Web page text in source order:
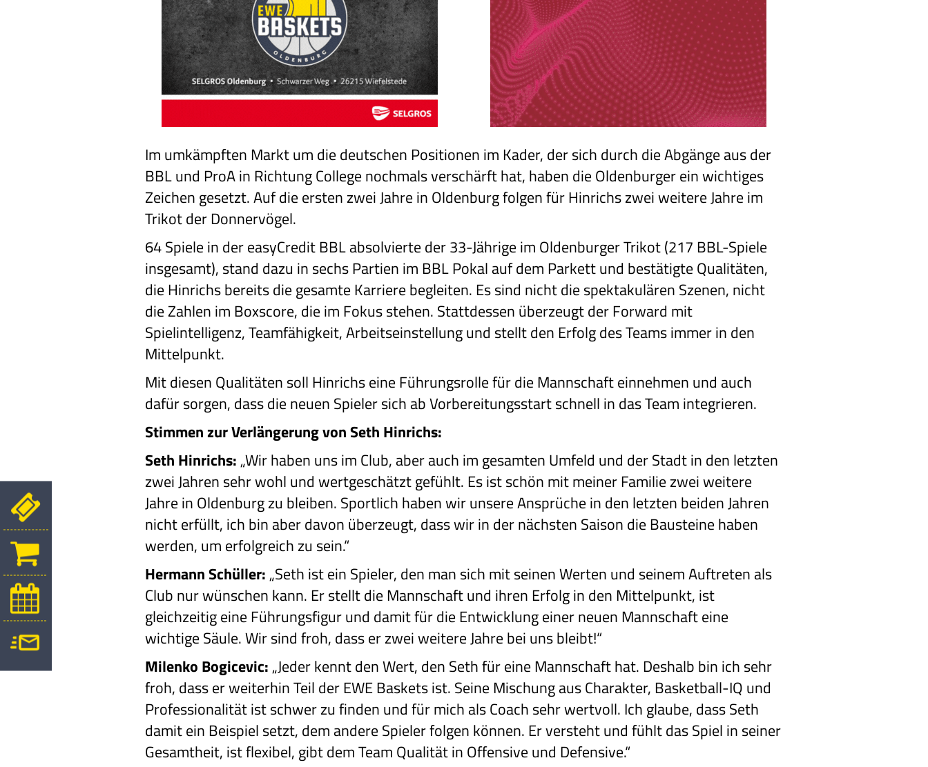
Im umkämpften Markt um die deutschen Positionen im Kader, der sich durch die Abgänge aus der
BBL und ProA in Richtung College nochmals verschärft hat, haben die Oldenburger ein wichtiges
Zeichen gesetzt. Auf die ersten zwei Jahre in Oldenburg folgen für Hinrichs zwei weitere Jahre im
Trikot der Donnervögel.
64 Spiele in der easyCredit BBL absolvierte der 33-Jährige im Oldenburger Trikot (217 BBL-Spiele
insgesamt), stand dazu in sechs Partien im BBL Pokal auf dem Parkett und bestätigte Qualitäten,
die Hinrichs bereits die gesamte Karriere begleiten. Es sind nicht die spektakulären Szenen, nicht
die Zahlen im Boxscore, die im Fokus stehen. Stattdessen überzeugt der Forward mit
Spielintelligenz, Teamfähigkeit, Arbeitseinstellung und stellt den Erfolg des Teams immer in den
Mittelpunkt.
Mit diesen Qualitäten soll Hinrichs eine Führungsrolle für die Mannschaft einnehmen und auch
dafür sorgen, dass die neuen Spieler sich ab Vorbereitungsstart schnell in das Team integrieren.
Stimmen zur Verlängerung von Seth Hinrichs:
Seth Hinrichs: „Wir haben uns im Club, aber auch im gesamten Umfeld und der Stadt in den letzten
zwei Jahren sehr wohl und wertgeschätzt gefühlt. Es ist schön mit meiner Familie zwei weitere
Jahre in Oldenburg zu bleiben. Sportlich haben wir unsere Ansprüche in den letzten beiden Jahren
nicht erfüllt, ich bin aber davon überzeugt, dass wir in der nächsten Saison die Bausteine haben
werden, um erfolgreich zu sein.“
Hermann Schüller: „Seth ist ein Spieler, den man sich mit seinen Werten und seinem Auftreten als
Club nur wünschen kann. Er stellt die Mannschaft und ihren Erfolg in den Mittelpunkt, ist
gleichzeitig eine Führungsfigur und damit für die Entwicklung einer neuen Mannschaft eine
wichtige Säule. Wir sind froh, dass er zwei weitere Jahre bei uns bleibt!“
Milenko Bogicevic: „Jeder kennt den Wert, den Seth für eine Mannschaft hat. Deshalb bin ich sehr
froh, dass er weiterhin Teil der EWE Baskets ist. Seine Mischung aus Charakter, Basketball-IQ und
Professionalität ist schwer zu finden und für mich als Coach sehr wertvoll. Ich glaube, dass Seth
damit ein Beispiel setzt, dem andere Spieler folgen können. Er versteht und fühlt das Spiel in seiner
Gesamtheit, ist flexibel, gibt dem Team Qualität in Offensive und Defensive.“